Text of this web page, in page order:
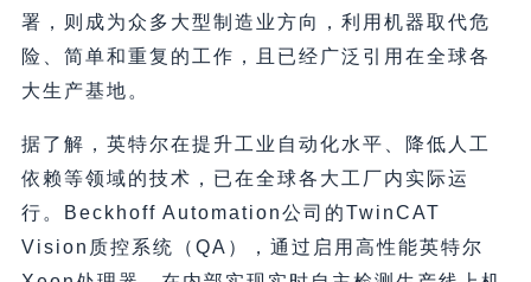
署，则成为众多大型制造业方向，利用机器取代危
险、简单和重复的工作，且已经广泛引用在全球各
大生产基地。
据了解，英特尔在提升工业自动化水平、降低人工
依赖等领域的技术，已在全球各大工厂内实际运
行。Beckhoff Automation公司的TwinCAT
Vision质控系统（QA），通过启用高性能英特尔